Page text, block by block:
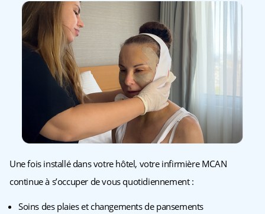
Une fois installé dans votre hôtel, votre infirmière MCAN
continue à s’occuper de vous quotidiennement :
Soins des plaies et changements de pansements